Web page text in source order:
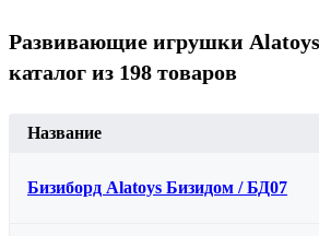
Развивающие игрушки
каталог из 198 товаров
Название
Бизиборд Alatoys Бизидом / БД07